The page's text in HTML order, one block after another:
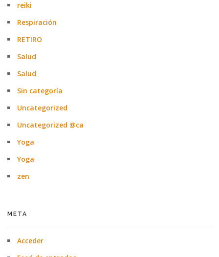
reiki
Respiración
RETIRO
Salud
Salud
Sin categoría
Uncategorized
Uncategorized @ca
Yoga
Yoga
zen
META
Acceder